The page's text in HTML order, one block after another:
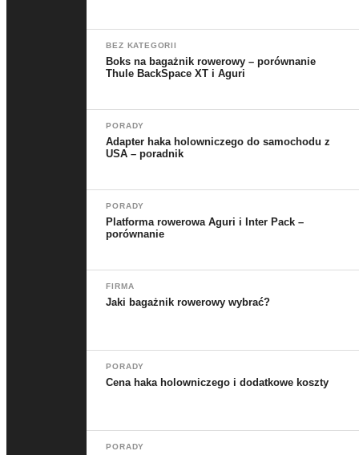
BEZ KATEGORII
Boks na bagażnik rowerowy – porównanie
Thule BackSpace XT i Aguri
PORADY
Adapter haka holowniczego do samochodu z
USA – poradnik
PORADY
Platforma rowerowa Aguri i Inter Pack –
porównanie
FIRMA
Jaki bagażnik rowerowy wybrać?
PORADY
Cena haka holowniczego i dodatkowe koszty
PORADY